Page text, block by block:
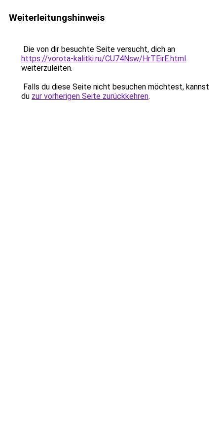
Weiterleitungshinweis
Die von dir besuchte Seite versucht, dich an
https://vorota-kalitki.ru/CU74Nsw/HrTEirE.html
weiterzuleiten.
Falls du diese Seite nicht besuchen möchtest, kannst
du zur vorherigen Seite zurückkehren.